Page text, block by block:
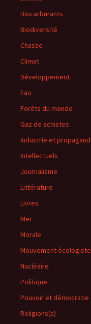
Biocarburants
Biodiversité
Chasse
Climat
Développement
Eau
Forêts du monde
Gaz de schistes
Industrie et
Intellectuels
Journalisme
Littérature
Livres
Mer
Morale
Mouvement écologiste
Nucléaire
Politique
Pouvoir et démocratie
Religions(s)